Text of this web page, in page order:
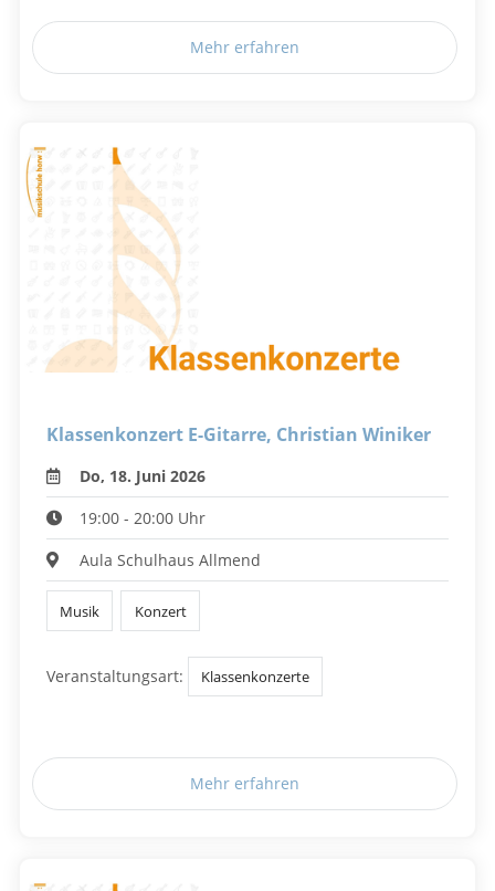
Mehr erfahren
Klassenkonzert E-Gitarre, Christian Winiker
Do, 18. Juni 2026
19:00 - 20:00 Uhr
Aula Schulhaus Allmend
Musik Konzert
Veranstaltungsart: Klassenkonzerte
Mehr erfahren